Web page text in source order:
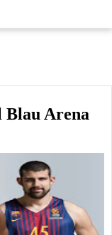
Blau Arena